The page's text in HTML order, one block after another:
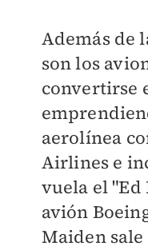
Además de
son los
convertirse
aerolínea
Airlines e
vuela el "Ed
avión
Maiden